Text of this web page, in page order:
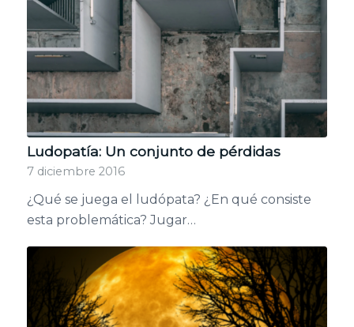
Ludopatía: Un conjunto de pérdidas
7 diciembre 2016
¿Qué se juega el ludópata? ¿En qué consiste
esta problemática? Jugar…